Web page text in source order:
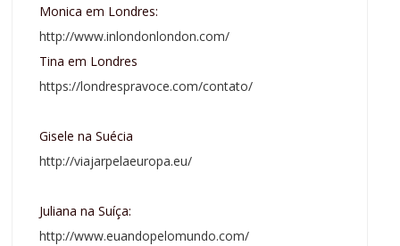
Monica em Londres:
http://www.inlondonlondon.com/
Tina em Londres
https://londrespravoce.com/contato/
Gisele na Suécia
http://viajarpelaeuropa.eu/
Juliana na Suíça:
http://www.euandopelomundo.com/